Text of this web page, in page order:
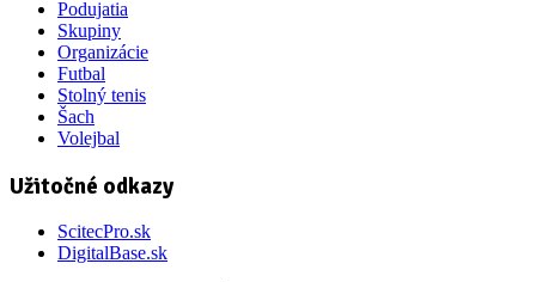
Podujatia
Skupiny
Organizácie
Futbal
Stolný tenis
Šach
Volejbal
Užitočné odkazy
ScitecPro.sk
DigitalBase.sk